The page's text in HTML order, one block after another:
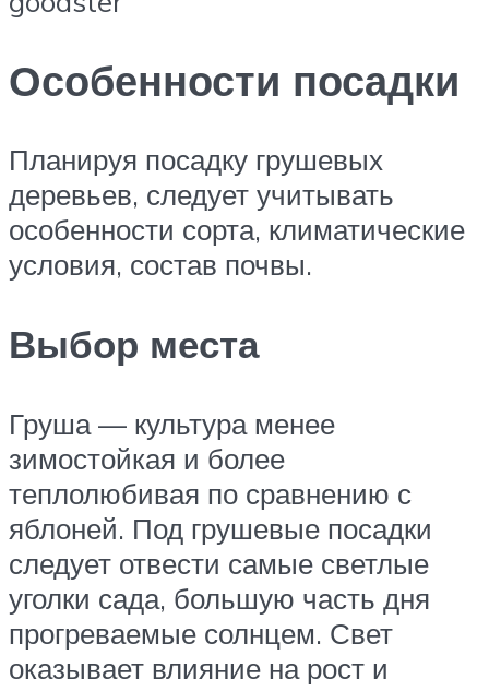
Особенности посадки
Планируя посадку грушевых
деревьев, следует учитывать
особенности сорта, климатические
условия, состав почвы.
Выбор места
Груша — культура менее
зимостойкая и более
теплолюбивая по сравнению с
яблоней. Под грушевые посадки
следует отвести самые светлые
уголки сада, большую часть дня
прогреваемые солнцем. Свет
оказывает влияние на рост и